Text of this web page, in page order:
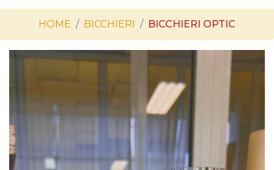
HOME BICCHIERI BICCHIERI OPTIC